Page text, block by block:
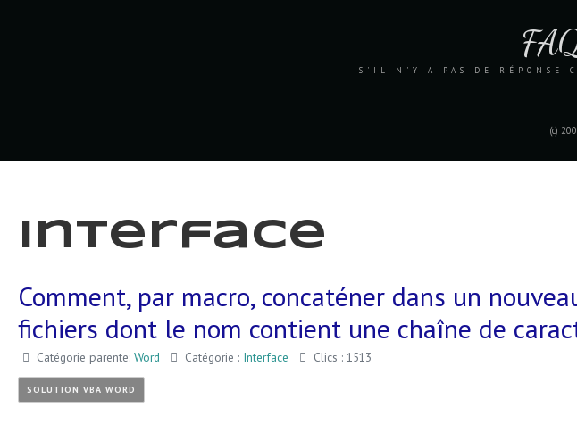
S'IL N'Y A PAS DE RÉPONSE
(c)
Interface
Comment, par macro, concaténer dans un
fichiers dont le nom contient une chaîne de
Catégorie parente: Word Catégorie : Interface Clics : 1513
SOLUTION VBA WORD